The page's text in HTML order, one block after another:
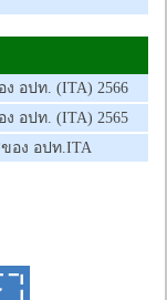
อปท. (ITA) 2566
อปท. (ITA) 2565
อง อปท.ITA